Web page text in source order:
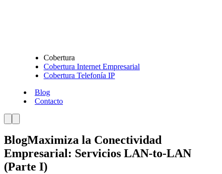
Cobertura
Cobertura Internet Empresarial
Cobertura Telefonía IP
Blog
Contacto
BlogMaximiza la Conectividad
Empresarial: Servicios LAN-to-LAN
(Parte I)